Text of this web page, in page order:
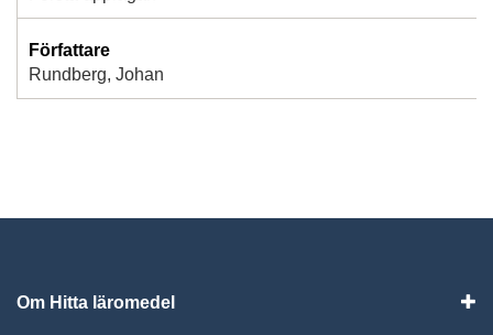
Författare
Rundberg, Johan
Om Hitta läromedel